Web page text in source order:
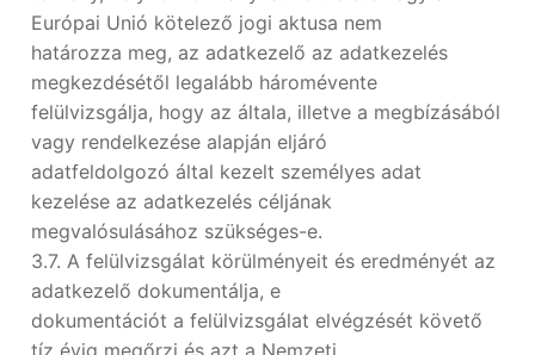
Európai Unió kötelező jogi aktusa nem
határozza meg, az adatkezelő az adatkezelés
megkezdésétől legalább háromévente
felülvizsgálja, hogy az általa, illetve a megbízásából
vagy rendelkezése alapján eljáró
adatfeldolgozó által kezelt személyes adat
kezelése az adatkezelés céljának
megvalósulásához szükséges-e.
3.7. A felülvizsgálat körülményeit és eredményét az
adatkezelő dokumentálja, e
dokumentációt a felülvizsgálat elvégzését követő